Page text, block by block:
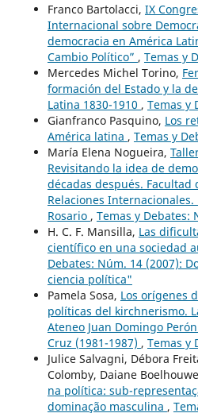
Franco Bartolacci, IX
Internacional sobre
democracia en América
Cambio Político” , Temas y
Mercedes Michel Torino,
formación del Estado y la
Latina 1830-1910 , Temas y
Gianfranco Pasquino, Los
América latina , Temas y
María Elena Nogueira,
Revisitando la idea de
décadas después. Facultad
Relaciones
Rosario , Temas y Debates:
H. C. F. Mansilla, Las
científico en una sociedad
Debates: Núm. 14 (2007):
ciencia política"
Pamela Sosa, Los orígenes
políticas del kirchnerismo.
Ateneo Juan Domingo
Cruz (1981-1987) , Temas y
Julice Salvagni, Débora
Colomby, Daiane
na política: sub-
dominação masculina ,